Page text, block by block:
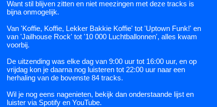
Want stil blijven zitten en niet meezingen met deze tracks is
bijna onmogelijk.
Van 'Koffie, Koffie, Lekker Bakkie Koffie' tot 'Uptown Funk!' en
van 'Jailhouse Rock' tot '10 000 Luchtballonnen', alles kwam
voorbij.
De uitzending was elke dag van 9:00 uur tot 16:00 uur, en op
vrijdag kon je daarna nog luisteren tot 22:00 uur naar een
herhaling van de bovenste 84 tracks.
Wil je nog eens nagenieten, bekijk dan onderstaande lijst en
luister via Spotify en YouTube.